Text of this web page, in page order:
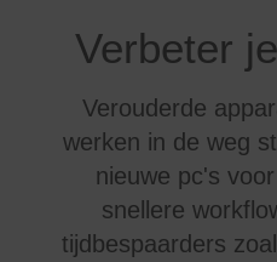
Verbeter
Verouderde
werken in de weg
nieuwe pc's
snellere
tijdbespaarders